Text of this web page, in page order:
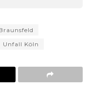
Unfall Köln